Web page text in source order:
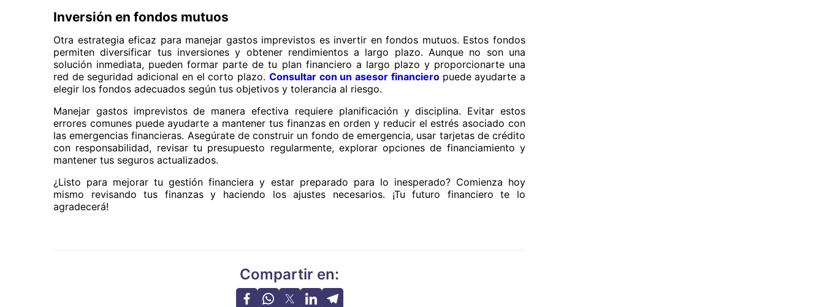
Inversión en fondos mutuos
Otra estrategia eficaz para manejar gastos imprevistos es invertir en fondos mutuos. Estos fondos
permiten diversificar tus inversiones y obtener rendimientos a largo plazo. Aunque no son una
solución inmediata, pueden formar parte de tu plan financiero a largo plazo y proporcionarte una
red de seguridad adicional en el corto plazo. Consultar con un asesor financiero puede ayudarte a
elegir los fondos adecuados según tus objetivos y tolerancia al riesgo.
Manejar gastos imprevistos de manera efectiva requiere planificación y disciplina. Evitar estos
errores comunes puede ayudarte a mantener tus finanzas en orden y reducir el estrés asociado con
las emergencias financieras. Asegúrate de construir un fondo de emergencia, usar tarjetas de crédito
con responsabilidad, revisar tu presupuesto regularmente, explorar opciones de financiamiento y
mantener tus seguros actualizados.
¿Listo para mejorar tu gestión financiera y estar preparado para lo inesperado? Comienza hoy
mismo revisando tus finanzas y haciendo los ajustes necesarios. ¡Tu futuro financiero te lo
agradecerá!
Compartir en: